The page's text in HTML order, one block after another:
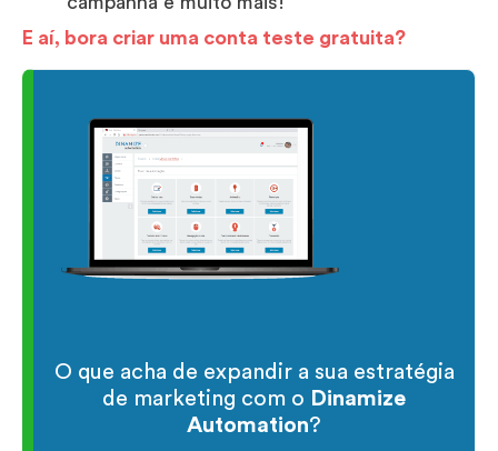
E aí, bora criar uma conta teste gratuita?
O que acha de expandir a sua estratégia
de marketing com o Dinamize
Automation?